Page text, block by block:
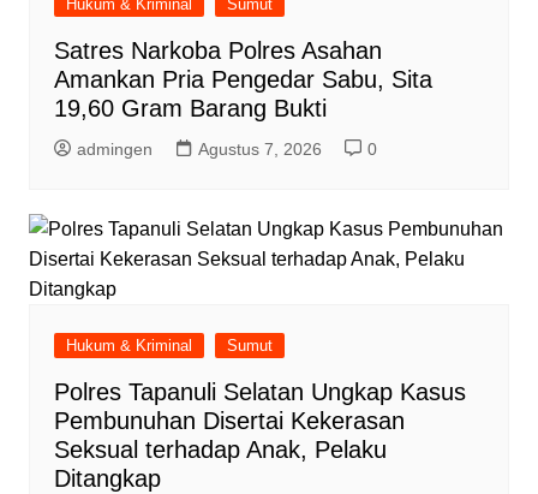
Hukum & Kriminal Sumut
Satres Narkoba Polres Asahan
Amankan Pria Pengedar Sabu, Sita
19,60 Gram Barang Bukti
admingen Agustus 7, 2026 0
Hukum & Kriminal Sumut
Polres Tapanuli Selatan Ungkap Kasus
Pembunuhan Disertai Kekerasan
Seksual terhadap Anak, Pelaku
Ditangkap